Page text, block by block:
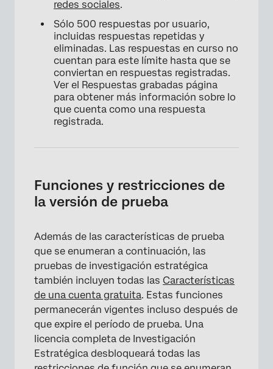
redes sociales.
Sólo 500 respuestas por usuario,
incluidas respuestas repetidas y
eliminadas. Las respuestas en curso no
cuentan para este límite hasta que se
conviertan en respuestas registradas.
Ver el Respuestas grabadas página
para obtener más información sobre lo
que cuenta como una respuesta
registrada.
Funciones y restricciones de
la versión de prueba
Además de las características de prueba
que se enumeran a continuación, las
pruebas de investigación estratégica
también incluyen todas las Características
de una cuenta gratuita. Estas funciones
permanecerán vigentes incluso después de
que expire el período de prueba. Una
licencia completa de Investigación
Estratégica desbloqueará todas las